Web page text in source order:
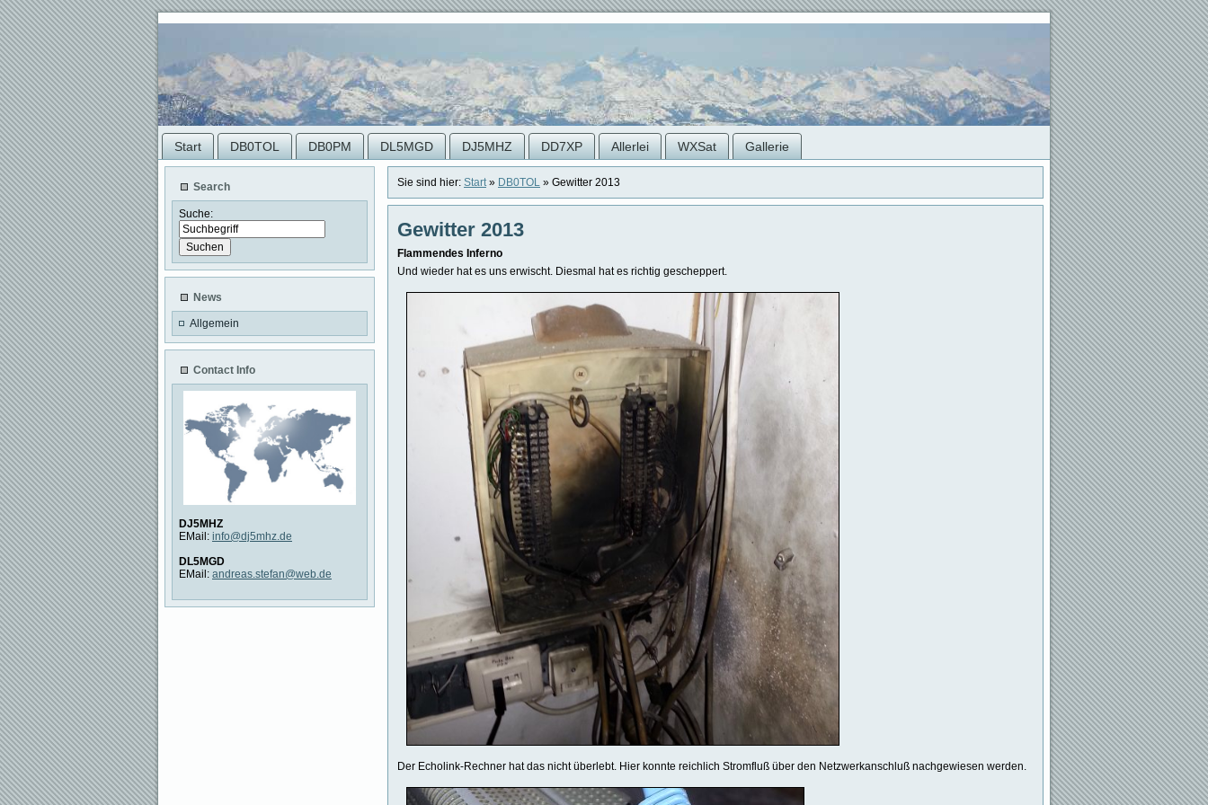
Start DB0TOL DB0PM DL5MGD DJ5MHZ DD7XP Allerlei WXSat Gallerie
Search
Suche:
News
Allgemein
Contact Info
DJ5MHZ
EMail: info@dj5mhz.de
DL5MGD
EMail: andreas.stefan@web.de
Sie sind hier: Start» DB0TOL » Gewitter 2013
Gewitter 2013
Flammendes Inferno
Und wieder hat es uns erwischt. Diesmal hat es richtig gescheppert.
Der Echolink-Rechner hat das nicht überlebt. Hier konnte reichlich Stromfluß über den Netzwerkanschluß nachgewiesen werden.